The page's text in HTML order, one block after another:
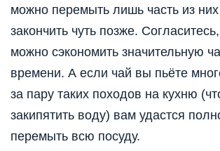
можно перемыть лишь часть из
закончить чуть позже.
можно сэкономить значительную
времени. А если чай вы пьёте
за пару таких походов на кухню
закипятить воду) вам удастся
перемыть всю посуду.